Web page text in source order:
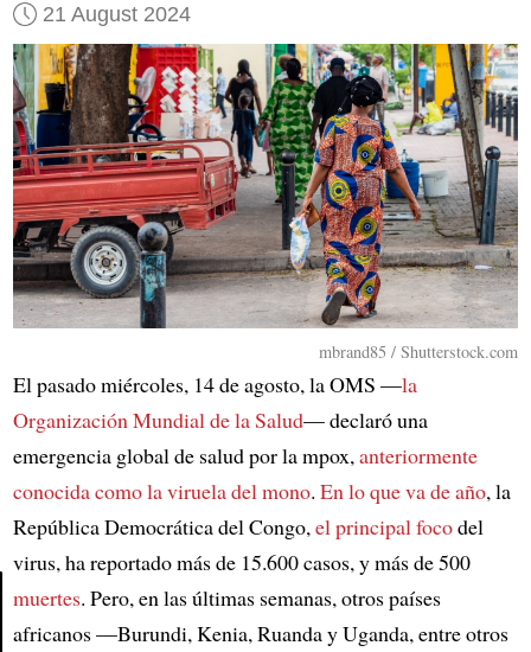
Article
21 August 2024
mbrand85 / Shutterstock.com
El pasado miércoles, 14 de agosto, la OMS —la
Organización Mundial de la Salud— declaró una
emergencia global de salud por la mpox,anteriormente
conocida como la viruela del mono. En lo que va de año, la
República Democrática del Congo,el principal focodel
virus, ha reportado más de 15.600 casos, y más de 500
muertes. Pero, en las últimas semanas, otros países
africanos —Burundi, Kenia, Ruanda y Uganda, entre otros